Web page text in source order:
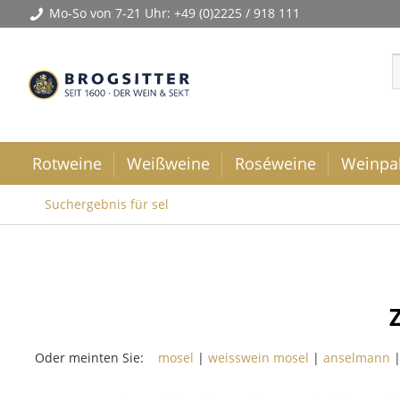
Mo-So von 7-21 Uhr: +49 (0)2225 / 918 111
Rotweine Weißweine Roséweine
Suchergebnis für sel
Oder meinten Sie: mosel | weisswein mosel | anselmann |